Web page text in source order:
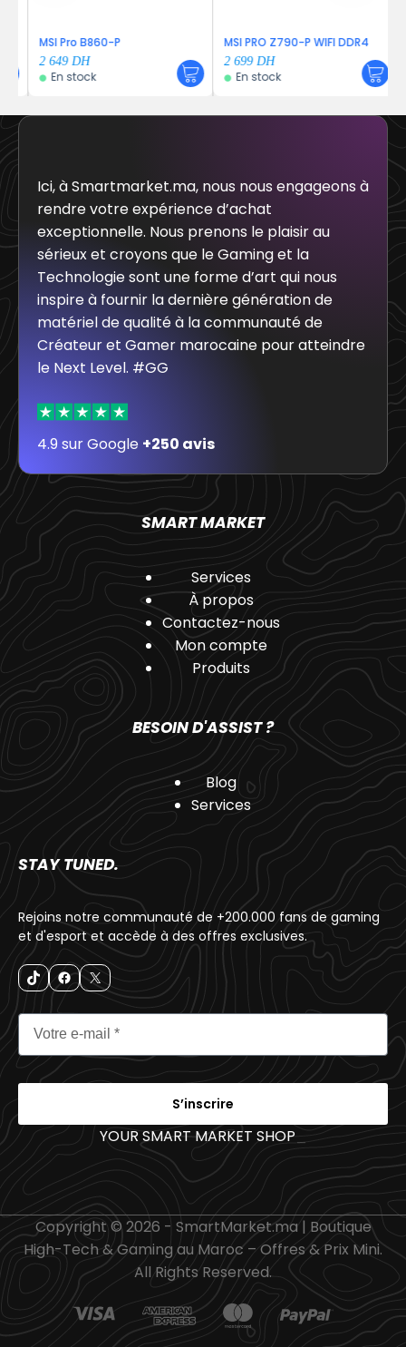
MSI Pro B860-P
2 649DH
En stock
MSI PRO Z790-P WIFI DDR4
2 699DH
En stock
Ici, à Smartmarket.ma, nous nous engageons à
rendre votre expérience d’achat
exceptionnelle. Nous prenons le plaisir au
sérieux et croyons que le Gaming et la
Technologie sont une forme d’art qui nous
inspire à fournir la dernière génération de
matériel de qualité à la communauté de
Créateur et Gamer marocaine pour atteindre
le Next Level. #GG
4.9 sur Google +250 avis
SMART MARKET
Services
À propos
Contactez-nous
Mon compte
Produits
BESOIN D'ASSIST ?
Blog
Services
STAY TUNED.
Rejoins notre communauté de +200.000 fans de gaming
et d'esport et accède à des offres exclusives.
S’inscrire
YOUR SMART MARKET SHOP _
Copyright © 2026 - SmartMarket.ma | Boutique
High-Tech & Gaming au Maroc – Offres & Prix Mini.
All Rights Reserved.